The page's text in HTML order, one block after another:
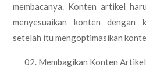
membacanya. Konten artikel
menyesuaikan konten
setelah itu mengoptimasikan
Membagikan Konten Artikel